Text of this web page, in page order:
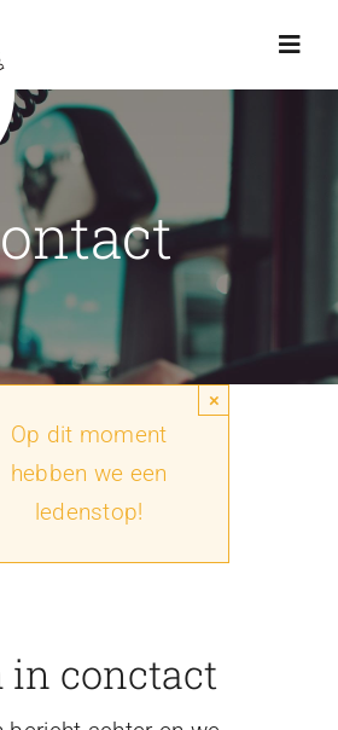
Op dit moment
hebben we een
ledenstop!
×
in conctact